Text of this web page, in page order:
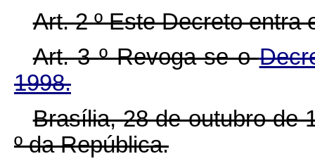
Art. 2ºEste Decreto entra
Art. 3ºRevoga-se o
1998.
Brasília, 28 de outubro de
ºda República.